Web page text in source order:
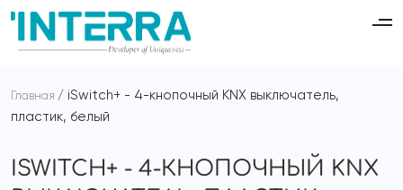
Главная
iSwitch+ - 4-кнопочный KNX выключатель,
пластик, белый
ISWITCH+ - 4-КНОПОЧНЫЙ KNX